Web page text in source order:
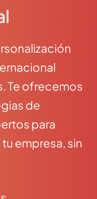
Te ofrecemos
de
para
empresa, sin